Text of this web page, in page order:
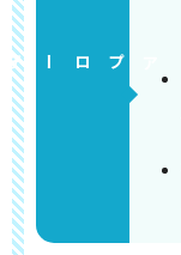
アプローチ